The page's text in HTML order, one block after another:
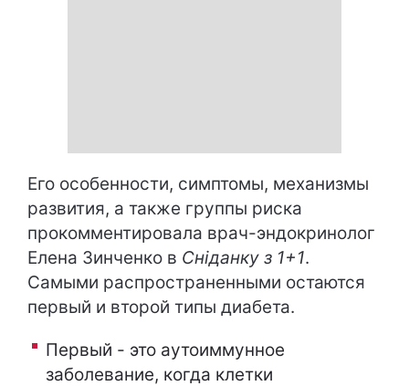
Его особенности, симптомы, механизмы
развития, а также группы риска
прокомментировала врач-эндокринолог
Елена Зинченко в Сніданку з 1+1.
Самыми распространенными остаются
первый и второй типы диабета.
Первый - это аутоиммунное
заболевание, когда клетки